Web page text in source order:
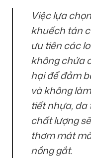
Việc lựa
khuếch tán
ưu tiên các
không chứa
hại để đảm
và không
tiết nhựa, da
chất lượng
thơm mát
nồng gắt.